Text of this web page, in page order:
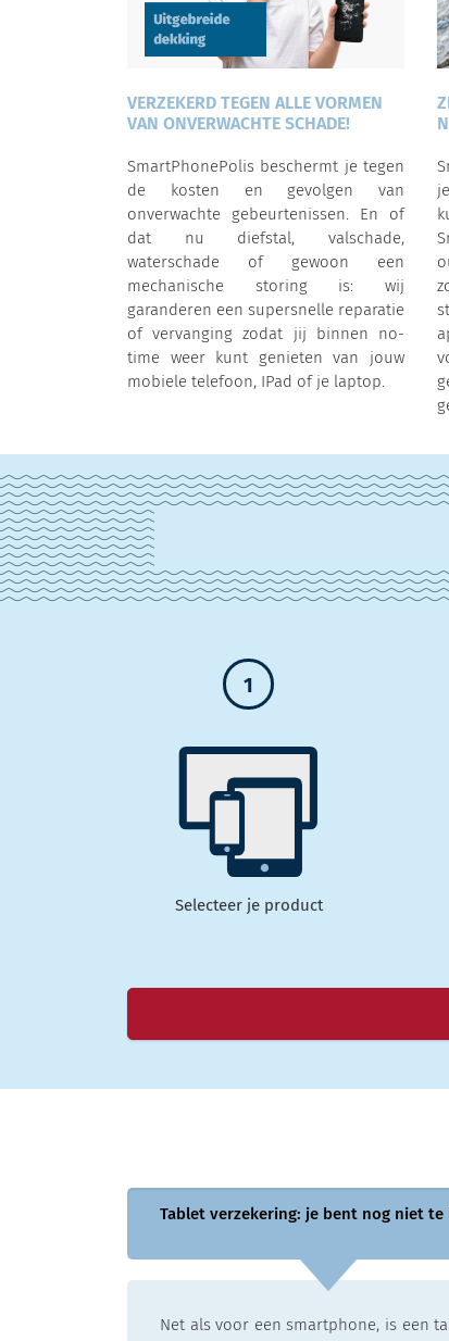
VERZEKERD TEGEN ALLE VORMEN
VAN ONVERWACHTE SCHADE!
SmartPhonePolis beschermt je tegen
de kosten en gevolgen van
onverwachte gebeurtenissen. En of
dat nu diefstal, valschade,
waterschade of gewoon een
mechanische storing is: wij
garanderen een supersnelle reparatie
of vervanging zodat jij binnen no-
time weer kunt genieten van jouw
mobiele telefoon, IPad of je laptop.
1
Selecteer je product
Tablet verzekering: je bent nog niet te
Net als voor een smartphone, is een